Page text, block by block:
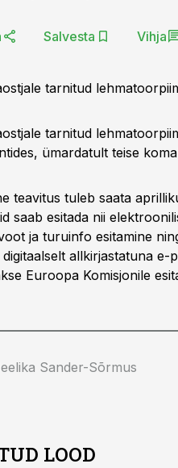
Salvesta Vihja
tarnitud
tarnitud
ümardatult teise
teavitus tuleb saata
saab esitada nii
ja turuinfo esitamine
allkirjastatuna e-
Euroopa Komisjonile
Sander-Sõrmus
LOOD